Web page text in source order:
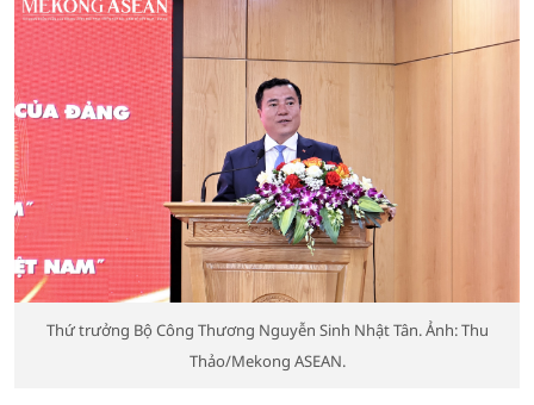
Thứ trưởng Bộ Công Thương Nguyễn Sinh Nhật Tân. Ảnh: Thu
Thảo/Mekong ASEAN.